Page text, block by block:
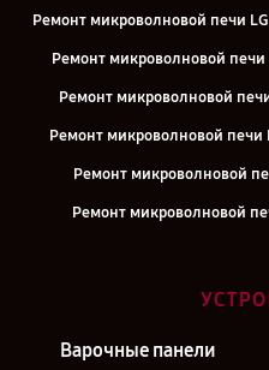
Ремонт микроволновой печи
Ремонт микроволновой печи
Ремонт микроволновой
Ремонт микроволновой печи
Ремонт микроволновой
Ремонт микроволновой
Варочные панели